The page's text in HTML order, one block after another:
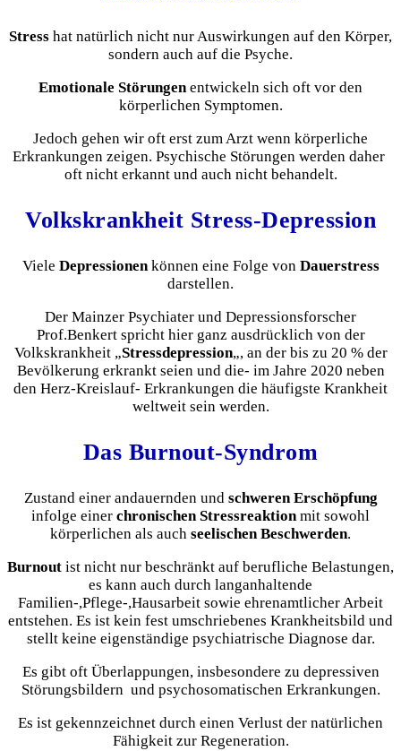
Stress hat natürlich nicht nur Auswirkungen auf den Körper,
sondern auch auf die Psyche.
Emotionale Störungenentwickeln sich oft vor den
körperlichen Symptomen.
Jedoch gehen wir oft erst zum Arzt wenn körperliche
Erkrankungen zeigen. Psychische Störungen werden daher
oft nicht erkannt und auch nicht behandelt.
Volkskrankheit Stress-Depression
Viele Depressionenkönnen eine Folge von Dauerstress
darstellen.
Der Mainzer Psychiater und Depressionsforscher
Prof.Benkert spricht hier ganz ausdrücklich von der
Volkskrankheit „Stressdepression„, an der bis zu 20 % der
Bevölkerung erkrankt seien und die- im Jahre 2020 neben
den Herz-Kreislauf- Erkrankungen die häufigste Krankheit
weltweit sein werden.
Das Burnout-Syndrom
Zustand einer andauernden und schweren Erschöpfung
infolge einer chronischen Stressreaktionmit sowohl
körperlichen als auch seelischen Beschwerden.
Burnout ist nicht nur beschränkt auf berufliche Belastungen,
es kann auch durch langanhaltende
Familien-,Pflege-,Hausarbeit sowie ehrenamtlicher Arbeit
entstehen. Es ist kein fest umschriebenes Krankheitsbild und
stellt keine eigenständige psychiatrische Diagnose dar.
Es gibt oft Überlappungen, insbesondere zu depressiven
Störungsbildern und psychosomatischen Erkrankungen.
Es ist gekennzeichnet durch einen Verlust der natürlichen
Fähigkeit zur Regeneration.